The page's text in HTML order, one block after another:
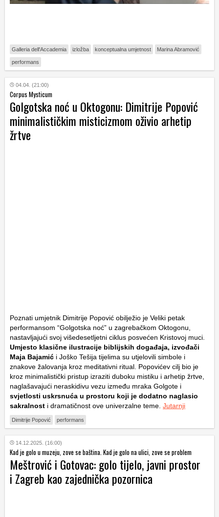
Galleria dell'Accademia izložba konceptualna umjetnost Marina Abramović
performans
04.04. (21:00)
Corpus Mysticum
Golgotska noć u Oktogonu: Dimitrije Popović
minimalističkim misticizmom oživio arhetip
žrtve
Poznati umjetnik Dimitrije Popović obilježio je Veliki petak
performansom “Golgotska noć” u zagrebačkom Oktogonu,
nastavljajući svoj višedesetljetni ciklus posvećen Kristovoj muci.
Umjesto klasične ilustracije biblijskih događaja, izvođači
Maja Bajamić i Joško Tešija tijelima su utjelovili simbole i
znakove žalovanja kroz meditativni ritual. Popovićev cilj bio je
kroz minimalistički pristup izraziti duboku mistiku i arhetip žrtve,
naglašavajući neraskidivu vezu između mraka Golgote i
svjetlosti uskrsnuća u prostoru koji je dodatno naglasio
sakralnost i dramatičnost ove univerzalne teme. Jutarnji
Dimitrije Popović performans
14.12.2025. (16:00)
Kad je golo u muzeju, zove se baština. Kad je golo na ulici, zove se problem
Meštrović i Gotovac: golo tijelo, javni prostor
i Zagreb kao zajednička pozornica